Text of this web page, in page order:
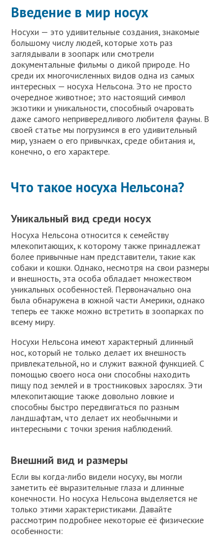
Введение в мир носух
Носухи — это удивительные создания, знакомые
большому числу людей, которые хоть раз
заглядывали в зоопарк или смотрели
документальные фильмы о дикой природе. Но
среди их многочисленных видов одна из самых
интересных — носуха Нельсона. Это не просто
очередное животное; это настоящий символ
экзотики и уникальности, способный очаровать
даже самого непривередливого любителя фауны. В
своей статье мы погрузимся в его удивительный
мир, узнаем о его привычках, среде обитания и,
конечно, о его характере.
Что такое носуха Нельсона?
Уникальный вид среди носух
Носуха Нельсона относится к семейству
млекопитающих, к которому также принадлежат
более привычные нам представители, такие как
собаки и кошки. Однако, несмотря на свои размеры
и внешность, эта особа обладает множеством
уникальных особенностей. Первоначально она
была обнаружена в южной части Америки, однако
теперь ее также можно встретить в зоопарках по
всему миру.
Носухи Нельсона имеют характерный длинный
нос, который не только делает их внешность
привлекательной, но и служит важной функцией. С
помощью своего носа они способны находить
пищу под землей и в тростниковых зарослях. Эти
млекопитающие также довольно ловкие и
способны быстро передвигаться по разным
ландшафтам, что делает их необычными и
интересными с точки зрения наблюдений.
Внешний вид и размеры
Если вы когда-либо видели носуху, вы могли
заметить её выразительные глаза и длинные
конечности. Но носуха Нельсона выделяется не
только этими характеристиками. Давайте
рассмотрим подробнее некоторые её физические
особенности: